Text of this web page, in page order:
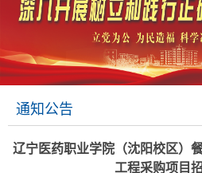
通知公告
辽宁医药职业学院（沈阳校区）
工程采购项目